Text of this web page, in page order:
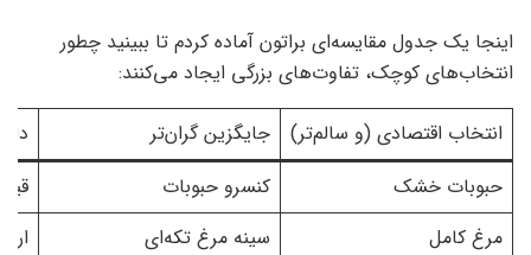
اینجا یک جدول مقایسه‌ای براتون آماده کردم تا ببینید چطور
انتخاب‌های کوچک، تفاوت‌های بزرگی ایجاد می‌کنند:
انتخاب اقتصادی (و سالم‌تر) جایگزین گران‌تر
حبوبات خشک
کنسرو حبوبات
مرغ کامل
سینه مرغ تکه‌ای